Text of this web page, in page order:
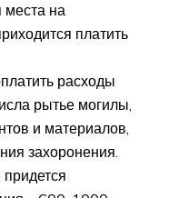
места на
платить
расходы
рытье могилы,
и материалов,
захоронения.